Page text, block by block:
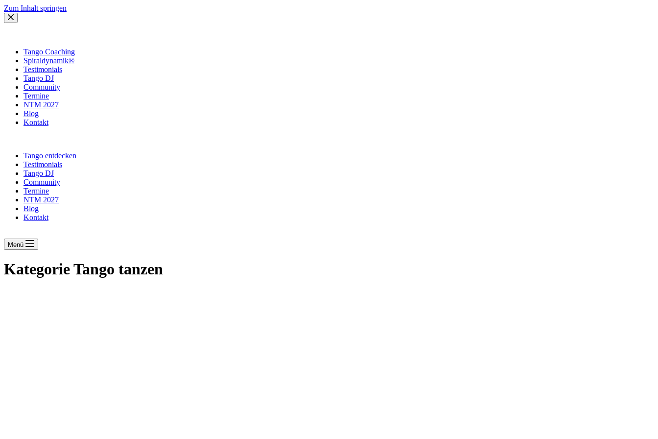
Zum Inhalt springen
Tango Coaching
Spiraldynamik®
Testimonials
Tango DJ
Community
Termine
NTM 2027
Blog
Kontakt
Tango entdecken
Testimonials
Tango DJ
Community
Termine
NTM 2027
Blog
Kontakt
Menü
KategorieTango tanzen